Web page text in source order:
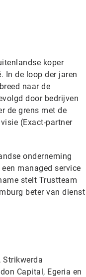
koper
In de loop der jaren
naar de
door bedrijven
de grens met de
(Exact-partner
onderneming
managed service
stelt Trustteam
beter van dienst
Strikwerda
Capital, Egeria en